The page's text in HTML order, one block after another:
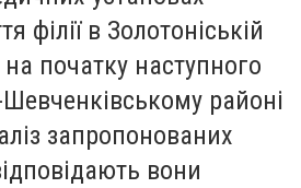
філії в Золотоніській
початку наступного
районі
запропонованих
вони